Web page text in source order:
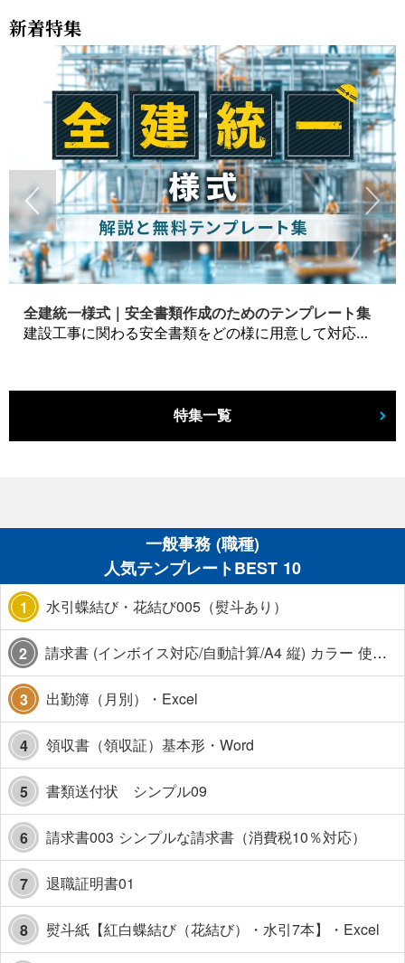
新着特集
全建統一様式｜安全書類作成のためのテンプレート集
建設工事に関わる安全書類をどの様に用意して対応するか？関連書式テンプレートから書き方の注意点などの役立つコラムをbizoceanがお届けします。
特集一覧
一般事務 (職種)
人気テンプレートBEST 10
1 水引蝶結び・花結び005（熨斗あり）
2 請求書 (インボイス対応/自動計算/A4 縦) カラー 使い方解説あり
3 出勤簿（月別）・Excel
4 領収書（領収証）基本形・Word
5 書類送付状 シンプル09
6 請求書003 シンプルな請求書（消費税10％対応）
7 退職証明書01
8 熨斗紙【紅白蝶結び（花結び）・水引7本】・Excel